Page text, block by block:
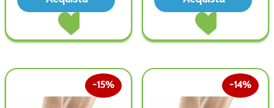
Acquista MALLEOTRAIN
DX
2 alla
wishlist
Acquista
DX
4
15% 14%